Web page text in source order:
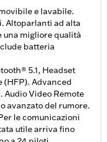
e lavabile.
Altoparlanti ad alta
una migliore qualità
batteria
5.1, Headset
(HFP). Advanced
Video Remote
avanzato del rumore.
le comunicazioni
utile arriva fino